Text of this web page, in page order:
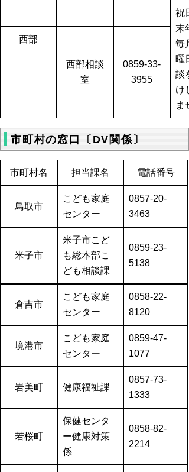
祝
末
毎
曜
談
け
ま
西部
西部相談
室
0859-33-
3955
市町村の窓口〔DV関係〕
市町村名 担当課名 電話番号
鳥取市
こども家庭
センター
0857-20-
3463
米子市
米子市こど
も総本部こ
ども相談課
0859-23-
5138
倉吉市
こども家庭
センター
0858-22-
8120
境港市
こども家庭
センター
0859-47-
1077
岩美町 健康福祉課
0857-73-
1333
若桜町
保健センタ
ー健康対策
係
0858-82-
2214